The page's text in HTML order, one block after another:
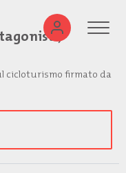
cicloturismo firmato da